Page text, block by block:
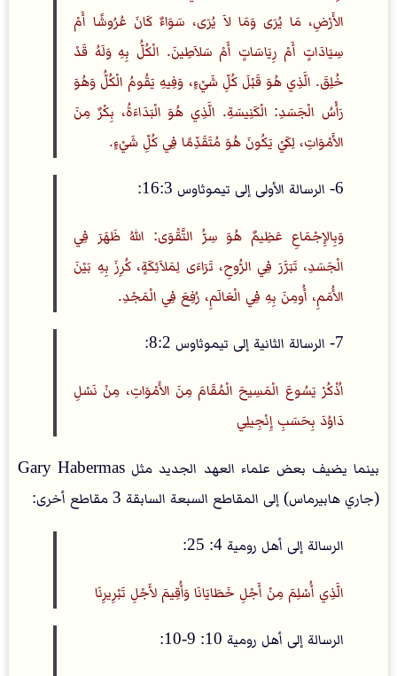
الأَرْضِ، مَا يُرَى وَمَا لاَ يُرَى، سَوَاءٌ كَانَ عُرُوشًا أَمْ
سِيَادَاتٍ أَمْ رِيَاسَاتٍ أَمْ سَلاَطِينَ. الْكُلُّ بِهِ وَلَهُ قَدْ
خُلِقَ. الَّذِي هُوَ قَبْلَ كُلِّ شَيْءٍ، وَفِيهِ يَقُومُ الْكُلُّ وَهُوَ
رَأْسُ الْجَسَدِ: الْكَنِيسَةِ. الَّذِي هُوَ الْبَدَاءَةُ، بِكْرٌ مِنَ
الأَمْوَاتِ، لِكَيْ يَكُونَ هُوَ مُتَقَدِّمًا فِي كُلِّ شَيْءٍ.
6- الرسالة الأولى إلى تيموثاوس 16:3:
وَبِالإِجْمَاعِ عَظِيمٌ هُوَ سِرُّ التَّقْوَى: اللهُ ظَهَرَ فِي
الْجَسَدِ، تَبَرَّرَ فِي الرُّوحِ، تَرَاءَى لِمَلاَئِكَةٍ، كُرِزَ بِهِ بَيْنَ
الأُمَمِ، أُومِنَ بِهِ فِي الْعَالَمِ، رُفِعَ فِي الْمَجْدِ.
7- الرسالة الثانية إلى تيموثاوس 8:2:
اُذْكُرْ يَسُوعَ الْمَسِيحَ الْمُقَامَ مِنَ الأَمْوَاتِ، مِنْ نَسْلِ
دَاوُدَ بِحَسَبِ إِنْجِيلِي
بينما يضيف بعض علماء العهد الجديد مثل Gary Habermas
(جاري هابيرماس) إلى المقاطع السبعة السابقة 3 مقاطع أخرى:
الرسالة إلى أهل رومية 4: 25:
الَّذِي أُسْلِمَ مِنْ أَجْلِ خَطَايَانَا وَأُقِيمَ لأَجْلِ تَبْرِيرِنَا
الرسالة إلى أهل رومية 10: 9-10: